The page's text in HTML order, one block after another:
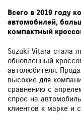
Всего в 2019 году
автомобилей,
компактный
Suzuki Vitara стала
обновленный
автолюбителя.
высокие для
сравнению с
спрос на
клиентов к марке и